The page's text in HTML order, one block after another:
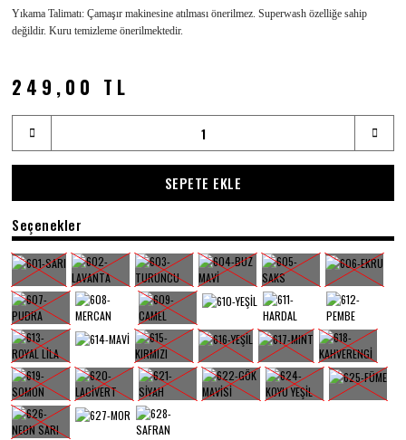
Yıkama Talimatı: Çamaşır makinesine atılması önerilmez. Superwash özelliğe sahip
değildir. Kuru temizleme önerilmektedir.
249,00 TL
SEPETE EKLE
Seçenekler